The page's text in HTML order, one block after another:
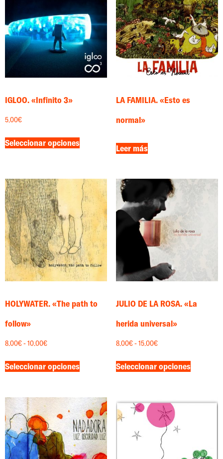
IGLOO. «Infinito 3»
5.00€
Seleccionar opciones
LA FAMILIA. «Esto es
normal»
Leer más
HOLYWATER. «The path to
follow»
8.00€-10.00€
Seleccionar opciones
JULIO DE LA ROSA. «La
herida universal»
8.00€-15.00€
Seleccionar opciones